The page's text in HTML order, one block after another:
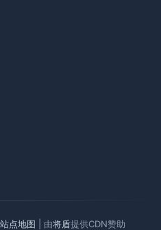
站点地图 | 由将盾提供CDN赞助